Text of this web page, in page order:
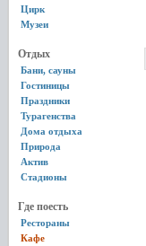
Цирк
Музеи
Отдых
Бани, сауны
Гостиницы
Праздники
Турагенства
Дома отдыха
Природа
Актив
Стадионы
Где поесть
Рестораны
Кафе